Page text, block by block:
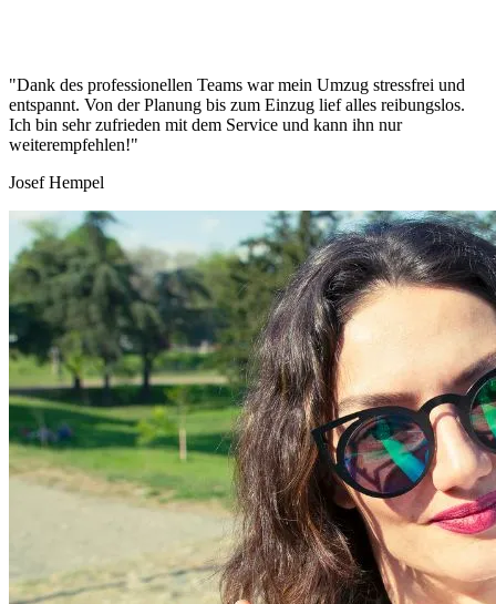
"Dank des professionellen Teams war mein Umzug stressfrei und
entspannt. Von der Planung bis zum Einzug lief alles reibungslos.
Ich bin sehr zufrieden mit dem Service und kann ihn nur
weiterempfehlen!"
Josef Hempel